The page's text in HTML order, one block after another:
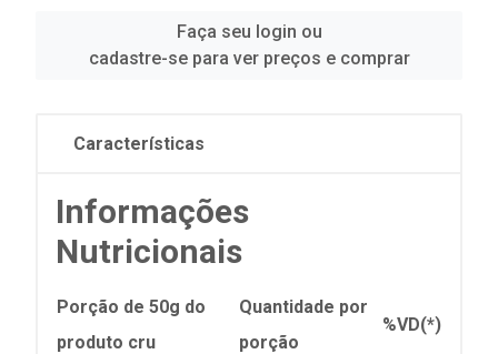
Faça seu login ou
cadastre-se para ver preços e comprar
Características
Informações
Nutricionais
Porção de 50g do
produto cru
Quantidade por
porção
%VD(*)